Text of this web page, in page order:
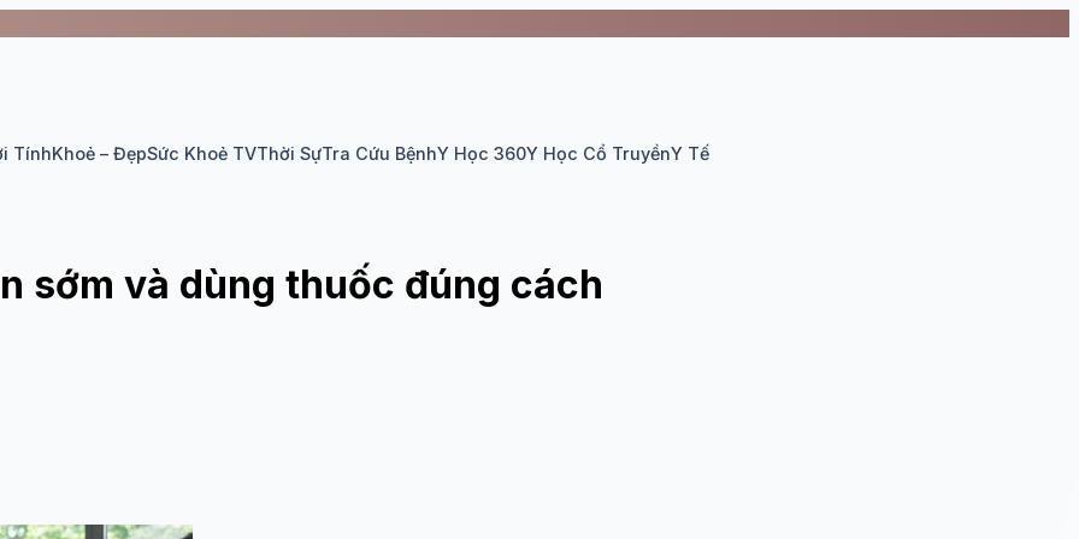
TínhKhoẻ – ĐẹpSức Khoẻ TVThời SựTra Cứu BệnhY Học 360Y Học Cổ TruyềnY Tế
sớm và dùng thuốc đúng cách